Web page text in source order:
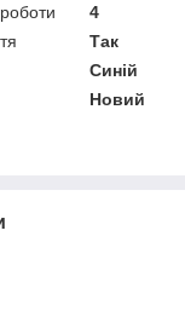
роботи
4
Так
Синій
Новий